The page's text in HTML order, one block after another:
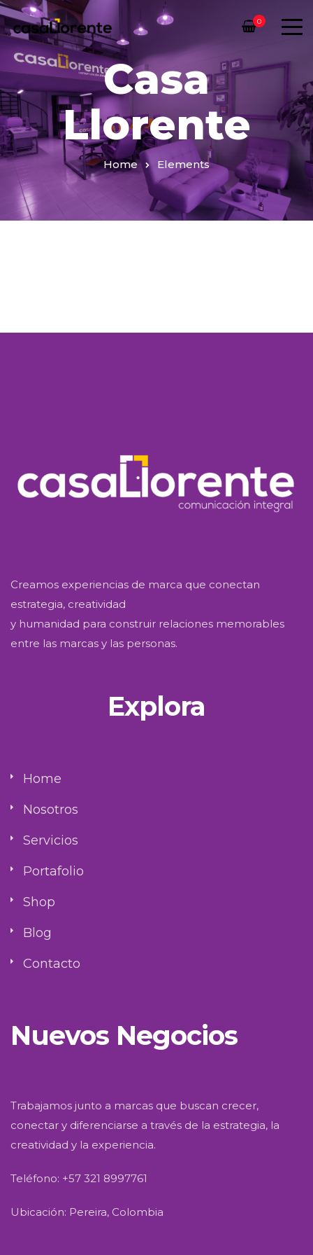
0
Casa
Llorente
Home Elements
Creamos experiencias de marca que conectan
estrategia, creatividad
y humanidad para construir relaciones memorables
entre las marcas y las personas.
Explora
Home
Nosotros
Servicios
Portafolio
Shop
Blog
Contacto
Nuevos Negocios
Trabajamos junto a marcas que buscan crecer,
conectar y diferenciarse a través de la estrategia, la
creatividad y la experiencia.
Teléfono: +57 321 8997761
Ubicación: Pereira, Colombia